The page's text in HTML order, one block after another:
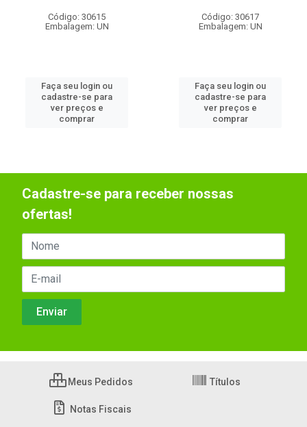
Código: 30615
Embalagem: UN
Faça seu login ou
cadastre-se para
ver preços e
comprar
Código: 30617
Embalagem: UN
Faça seu login ou
cadastre-se para
ver preços e
comprar
Cadastre-se para receber nossas
ofertas!
Meus Pedidos Títulos
Notas Fiscais